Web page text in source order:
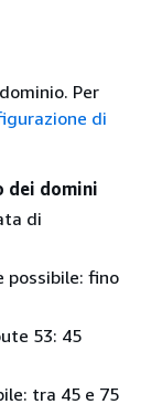
Per
di
dei domini
di
possibile: fino
53: 45
tra 45 e 75